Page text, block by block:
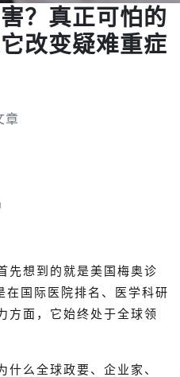
？真正可怕的
改变疑难重症
章
先想到的就是美国梅奥诊
在国际医院排名、医学科研
方面，它始终处于全球领
什么全球政要、企业家、